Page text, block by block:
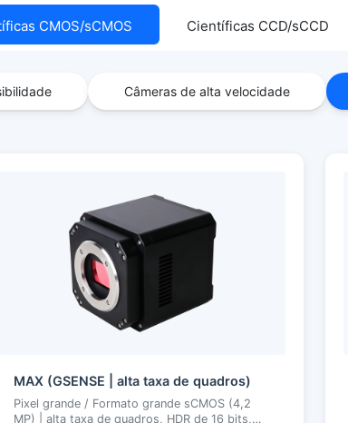
CMOS/sCMOS Científicas CCD/sCCD
Câmeras de alta velocidade
MAX (GSENSE | alta taxa de quadros)
Pixel grande / Formato grande sCMOS (4,2
MP) | alta taxa de quadros, HDR de 16 bits,